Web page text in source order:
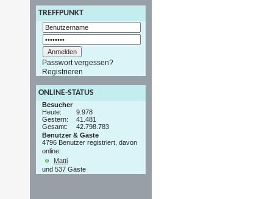
TREFFPUNKT
Passwort vergessen?
Registrieren
ONLINE-STATUS
Besucher
Heute:
9.978
Gestern:
41.481
Gesamt:
42.798.783
Benutzer & Gäste
4796 Benutzer registriert, davon
online:
Matti
und 537 Gäste